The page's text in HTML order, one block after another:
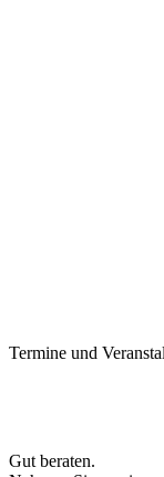
Termine und
Gut beraten.